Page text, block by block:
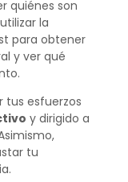
quiénes son
la
para obtener
y ver qué
tus esfuerzos
y dirigido a
tu